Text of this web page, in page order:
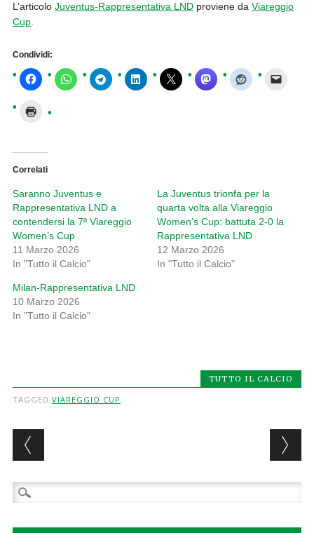
L’articolo Juventus-Rappresentativa LNDproviene da Viareggio
Cup.
Condividi:
Correlati
Saranno Juventus e
Rappresentativa LND a
contendersi la 7ª Viareggio
Women’s Cup
11 Marzo 2026
In "Tutto il Calcio"
La Juventus trionfa per la
quarta volta alla Viareggio
Women’s Cup: battuta 2-0 la
Rappresentativa LND
12 Marzo 2026
In "Tutto il Calcio"
Milan-Rappresentativa LND
10 Marzo 2026
In "Tutto il Calcio"
TUTTO IL CALCIO
TAGGED VIAREGGIO CUP
Post navigation
Ricerca
per: